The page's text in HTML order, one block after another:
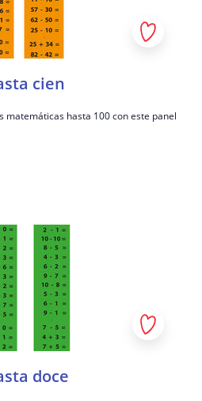
cien
matemáticas hasta 100 con este panel
doce